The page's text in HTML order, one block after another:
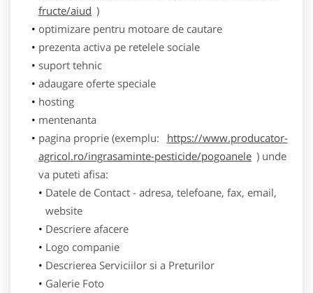
fructe/aiud )
optimizare pentru motoare de cautare
prezenta activa pe retelele sociale
suport tehnic
adaugare oferte speciale
hosting
mentenanta
pagina proprie (exemplu:
https://www.producator-
agricol.ro/ingrasaminte-pesticide/pogoanele ) unde
va puteti afisa:
Datele de Contact - adresa, telefoane, fax, email,
website
Descriere afacere
Logo companie
Descrierea Serviciilor si a Preturilor
Galerie Foto